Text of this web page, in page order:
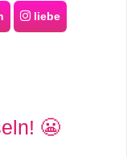
liebe
😬